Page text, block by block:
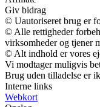
Giv bidrag
© Uautoriseret brug er
© Alle rettigheder
virksomheder og tjener
© Alt indhold er vores
Vi modtager muligvis
Brug uden tilladelse er
Interne links
Webkort